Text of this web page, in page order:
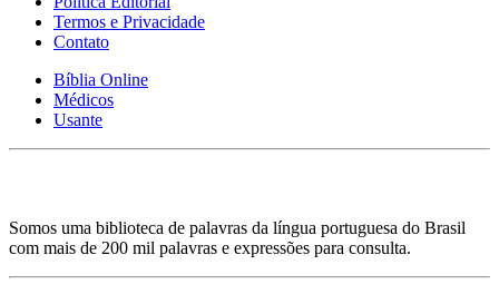
Termos e Privacidade
Contato
Bíblia Online
Médicos
Usante
Somos uma biblioteca de palavras da língua portuguesa do Brasil
com mais de 200 mil palavras e expressões para consulta.